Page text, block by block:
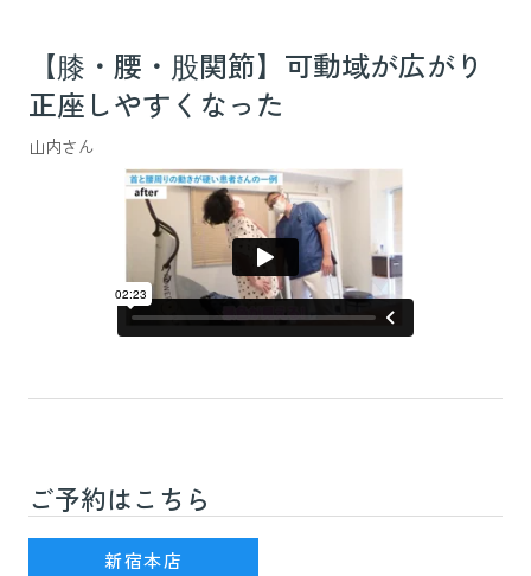
【膝・腰・股関節】可動域が広がり
正座しやすくなった
山内さん
ご予約はこちら
新宿本店